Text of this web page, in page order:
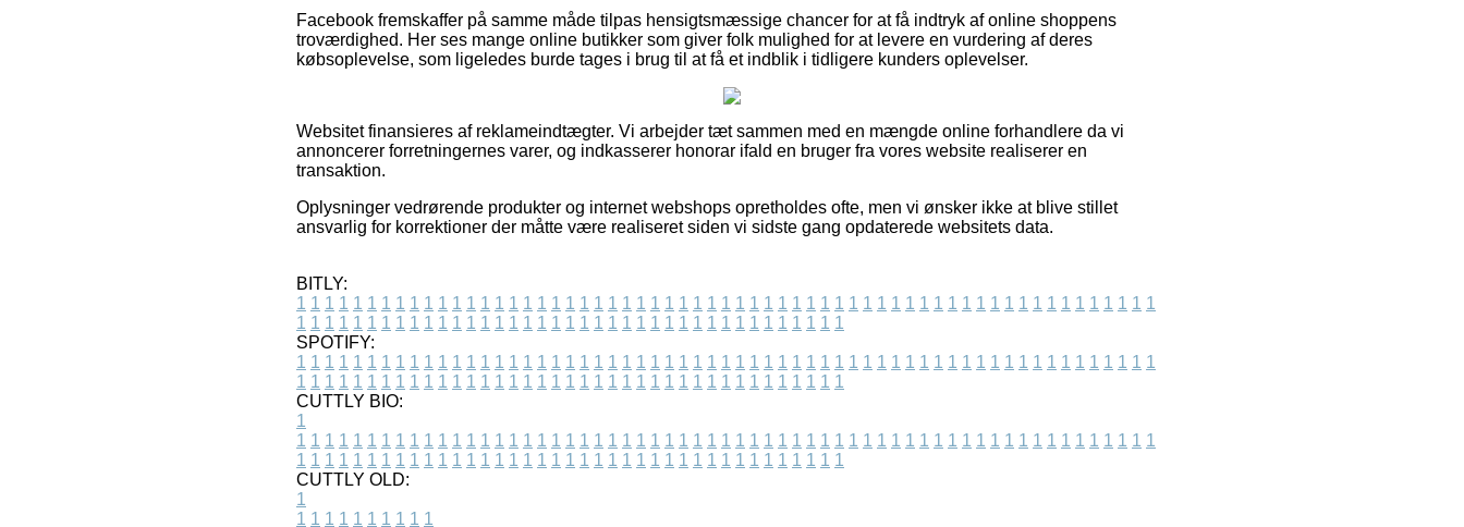
Facebook fremskaffer på samme måde tilpas hensigtsmæssige chancer for at få indtryk af online shoppens
troværdighed. Her ses mange online butikker som giver folk mulighed for at levere en vurdering af deres
købsoplevelse, som ligeledes burde tages i brug til at få et indblik i tidligere kunders oplevelser.
Websitet finansieres af reklameindtægter. Vi arbejder tæt sammen med en mængde online forhandlere da vi
annoncerer forretningernes varer, og indkasserer honorar ifald en bruger fra vores website realiserer en
transaktion.
Oplysninger vedrørende produkter og internet webshops opretholdes ofte, men vi ønsker ikke at blive stillet
ansvarlig for korrektioner der måtte være realiseret siden vi sidste gang opdaterede websitets data.
BITLY:
1 1 1 1 1 1 1 1 1 1 1 1 1 1 1 1 1 1 1 1 1 1 1 1 1 1 1 1 1 1 1 1 1 1 1 1 1 1 1 1 1 1 1 1 1 1 1 1 1 1 1 1 1 1 1 1 1 1 1 1 1
1 1 1 1 1 1 1 1 1 1 1 1 1 1 1 1 1 1 1 1 1 1 1 1 1 1 1 1 1 1 1 1 1 1 1 1 1 1 1
SPOTIFY:
1 1 1 1 1 1 1 1 1 1 1 1 1 1 1 1 1 1 1 1 1 1 1 1 1 1 1 1 1 1 1 1 1 1 1 1 1 1 1 1 1 1 1 1 1 1 1 1 1 1 1 1 1 1 1 1 1 1 1 1 1
1 1 1 1 1 1 1 1 1 1 1 1 1 1 1 1 1 1 1 1 1 1 1 1 1 1 1 1 1 1 1 1 1 1 1 1 1 1 1
CUTTLY BIO:
1
1 1 1 1 1 1 1 1 1 1 1 1 1 1 1 1 1 1 1 1 1 1 1 1 1 1 1 1 1 1 1 1 1 1 1 1 1 1 1 1 1 1 1 1 1 1 1 1 1 1 1 1 1 1 1 1 1 1 1 1 1
1 1 1 1 1 1 1 1 1 1 1 1 1 1 1 1 1 1 1 1 1 1 1 1 1 1 1 1 1 1 1 1 1 1 1 1 1 1 1
CUTTLY OLD:
1
1 1 1 1 1 1 1 1 1 1